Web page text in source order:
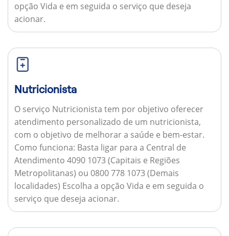
opção Vida e em seguida o serviço que deseja
acionar.
Nutricionista
O serviço Nutricionista tem por objetivo oferecer
atendimento personalizado de um nutricionista,
com o objetivo de melhorar a saúde e bem-estar.
Como funciona: Basta ligar para a Central de
Atendimento 4090 1073 (Capitais e Regiões
Metropolitanas) ou 0800 778 1073 (Demais
localidades) Escolha a opção Vida e em seguida o
serviço que deseja acionar.